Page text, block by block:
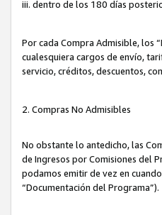
iii. dentro de los 180 días
Por cada Compra Admisible, los
cualesquiera cargos de envío,
servicio, créditos, descuentos,
2. Compras No Admisibles
No obstante lo antedicho, las
de Ingresos por Comisiones del
podamos emitir de vez en
“Documentación del Programa”).